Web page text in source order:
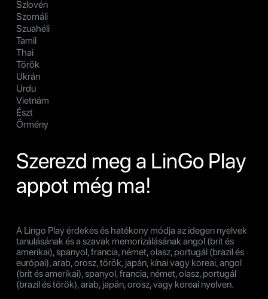
Szlovén
Szomáli
Szuahéli
Tamil
Thai
Török
Ukrán
Urdu
Vietnám
Észt
Örmény
Szerezd meg a LinGo Play
appot még ma!
A Lingo Play érdekes és hatékony módja az idegen nyelvek
tanulásának és a szavak memorizálásának angol (brit és
amerikai), spanyol, francia, német, olasz, portugál (brazil és
európai), arab, orosz, török, japán, kínai vagy koreai, angol
(brit és amerikai), spanyol, francia, német, olasz, portugál
(brazil és török), arab, japán, orosz, vagy koreai nyelven.